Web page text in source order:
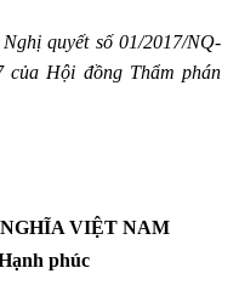
quyết số 01/2017/NQ-
của Hội đồng Thẩm phán
VIỆT NAM
phúc